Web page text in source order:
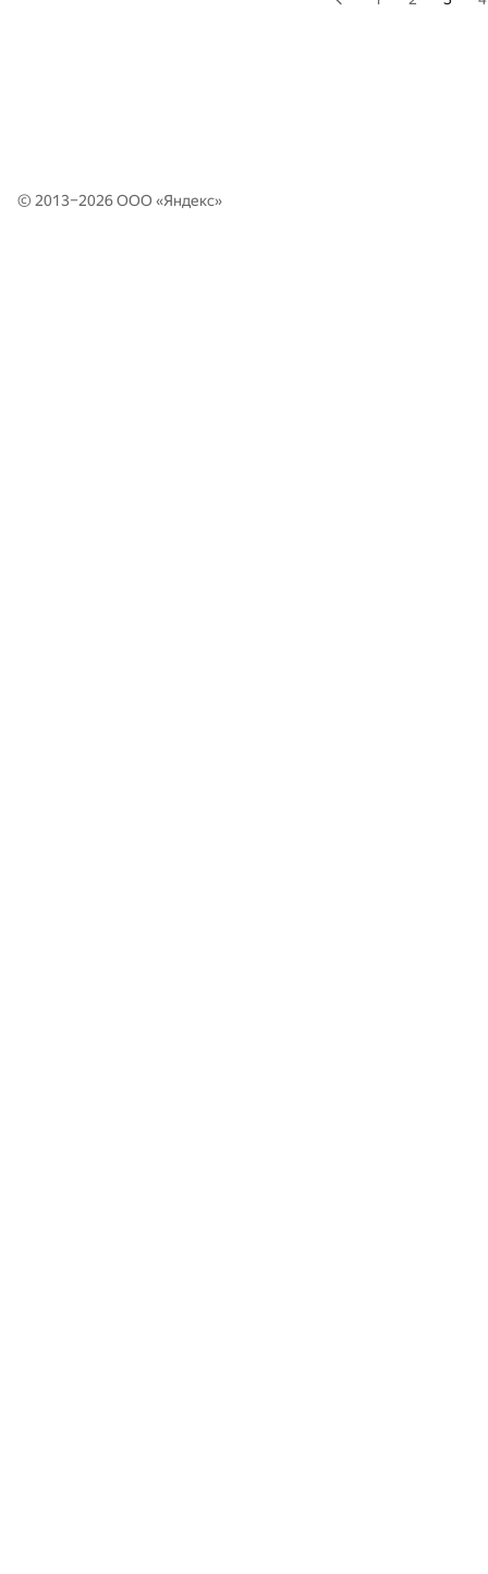
© 2013–2026 ООО «Яндекс»